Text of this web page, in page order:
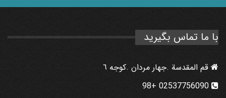
با ما تماس بگیرید
قم المقدسة .جهار مردان .كوجه ٦